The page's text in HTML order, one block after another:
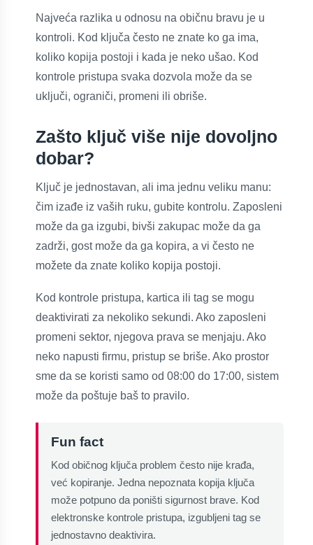
Najveća razlika u odnosu na običnu bravu je u
kontroli. Kod ključa često ne znate ko ga ima,
koliko kopija postoji i kada je neko ušao. Kod
kontrole pristupa svaka dozvola može da se
uključi, ograniči, promeni ili obriše.
Zašto ključ više nije dovoljno
dobar?
Ključ je jednostavan, ali ima jednu veliku manu:
čim izađe iz vaših ruku, gubite kontrolu. Zaposleni
može da ga izgubi, bivši zakupac može da ga
zadrži, gost može da ga kopira, a vi često ne
možete da znate koliko kopija postoji.
Kod kontrole pristupa, kartica ili tag se mogu
deaktivirati za nekoliko sekundi. Ako zaposleni
promeni sektor, njegova prava se menjaju. Ako
neko napusti firmu, pristup se briše. Ako prostor
sme da se koristi samo od 08:00 do 17:00, sistem
može da poštuje baš to pravilo.
Fun fact
Kod običnog ključa problem često nije krađa,
već kopiranje. Jedna nepoznata kopija ključa
može potpuno da poništi sigurnost brave. Kod
elektronske kontrole pristupa, izgubljeni tag se
jednostavno deaktivira.